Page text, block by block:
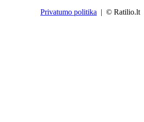
Privatumo politika | © Ratilio.lt